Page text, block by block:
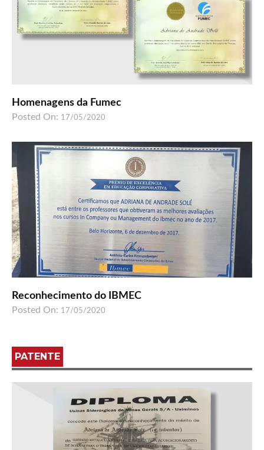
Homenagens da Fumec
Posted On: 17/05/2020
Reconhecimento do IBMEC
Posted On: 17/05/2020
PATENTE